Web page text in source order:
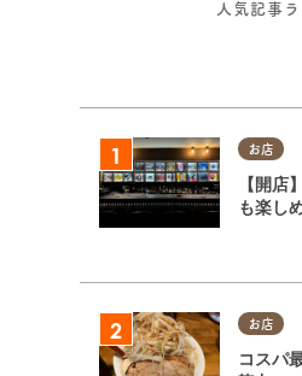
人気記事
お店
【開店
も楽し
お店
コスパ